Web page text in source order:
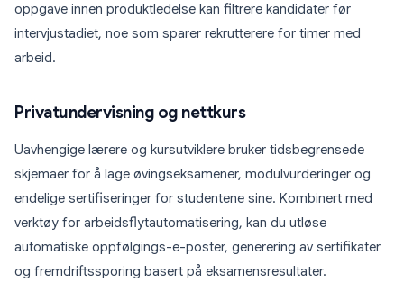
oppgave innen produktledelse kan filtrere kandidater før
intervjustadiet, noe som sparer rekrutterere for timer med
arbeid.
Privatundervisning og nettkurs
Uavhengige lærere og kursutviklere bruker tidsbegrensede
skjemaer for å lage øvingseksamener, modulvurderinger og
endelige sertifiseringer for studentene sine. Kombinert med
verktøy for arbeidsflytautomatisering, kan du utløse
automatiske oppfølgings-e-poster, generering av sertifikater
og fremdriftssporing basert på eksamensresultater.